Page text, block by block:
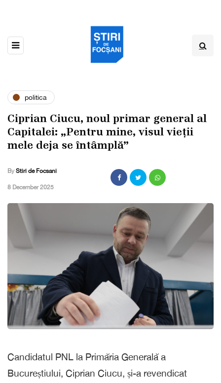
politica
Ciprian Ciucu, noul primar general al
Capitalei: „Pentru mine, visul vieții
mele deja se întâmplă”
By Stiri de Focsani
,8 December 2025
Candidatul PNL la Primăria Generală a
Bucureștiului, Ciprian Ciucu, și-a revendicat